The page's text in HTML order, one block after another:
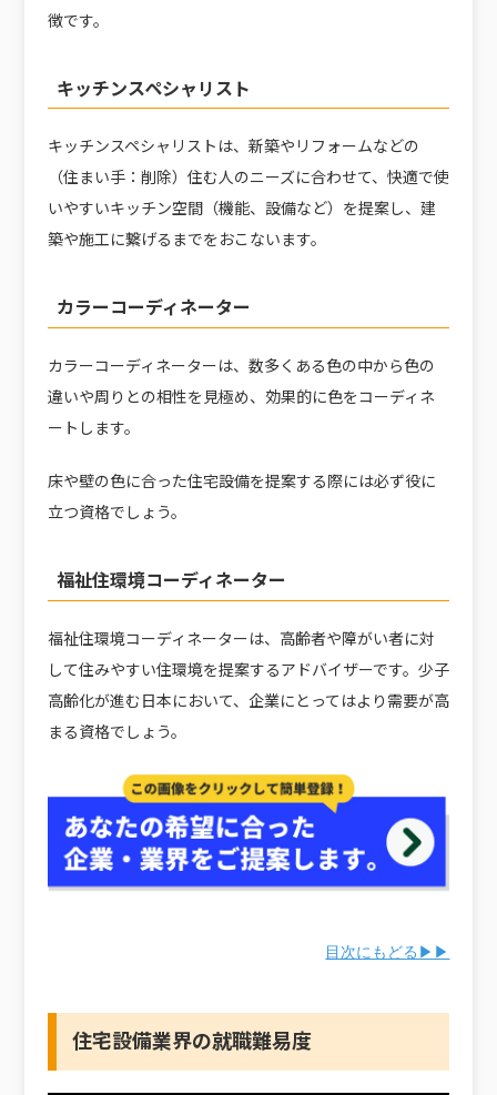
徴です。
キッチンスペシャリスト
キッチンスペシャリストは、新築やリフォームなどの
（住まい手：削除）住む人のニーズに合わせて、快適で使
いやすいキッチン空間（機能、設備など）を提案し、建
築や施工に繋げるまでをおこないます。
カラーコーディネーター
カラーコーディネーターは、数多くある色の中から色の
違いや周りとの相性を見極め、効果的に色をコーディネ
ートします。
床や壁の色に合った住宅設備を提案する際には必ず役に
立つ資格でしょう。
福祉住環境コーディネーター
福祉住環境コーディネーターは、高齢者や障がい者に対
して住みやすい住環境を提案するアドバイザーです。少子
高齢化が進む日本において、企業にとってはより需要が高
まる資格でしょう。
目次にもどる▶▶
住宅設備業界の就職難易度